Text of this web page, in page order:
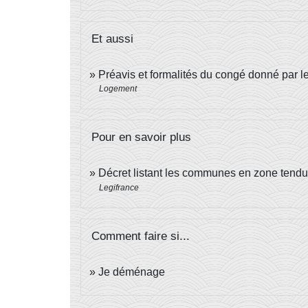
Et aussi
Préavis et formalités du congé donné par
Logement
Pour en savoir plus
Décret listant les communes en zone
Legifrance
Comment faire si...
Je déménage